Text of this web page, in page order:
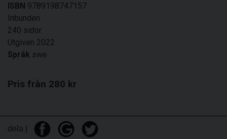
ISBN 9789198747157
Inbunden
240 sidor
Utgiven 2022
Språk swe
Pris från 280 kr
dela |